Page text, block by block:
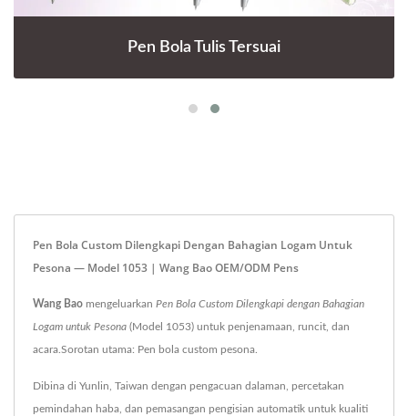
Pen Bola Tulis Tersuai
Pen Bola Custom Dilengkapi Dengan Bahagian Logam Untuk
Pesona — Model 1053 | Wang Bao OEM/ODM Pens
Wang Bao mengeluarkan Pen Bola Custom Dilengkapi dengan Bahagian
Logam untuk Pesona (Model 1053) untuk penjenamaan, runcit, dan
acara.Sorotan utama: Pen bola custom pesona.
Dibina di Yunlin, Taiwan dengan pengacuan dalaman, percetakan
pemindahan haba, dan pemasangan pengisian automatik untuk kualiti